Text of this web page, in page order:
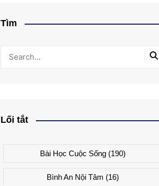
Tìm
Lối tắt
Bài Học Cuộc Sống(190)
Bình An Nội Tâm (16)